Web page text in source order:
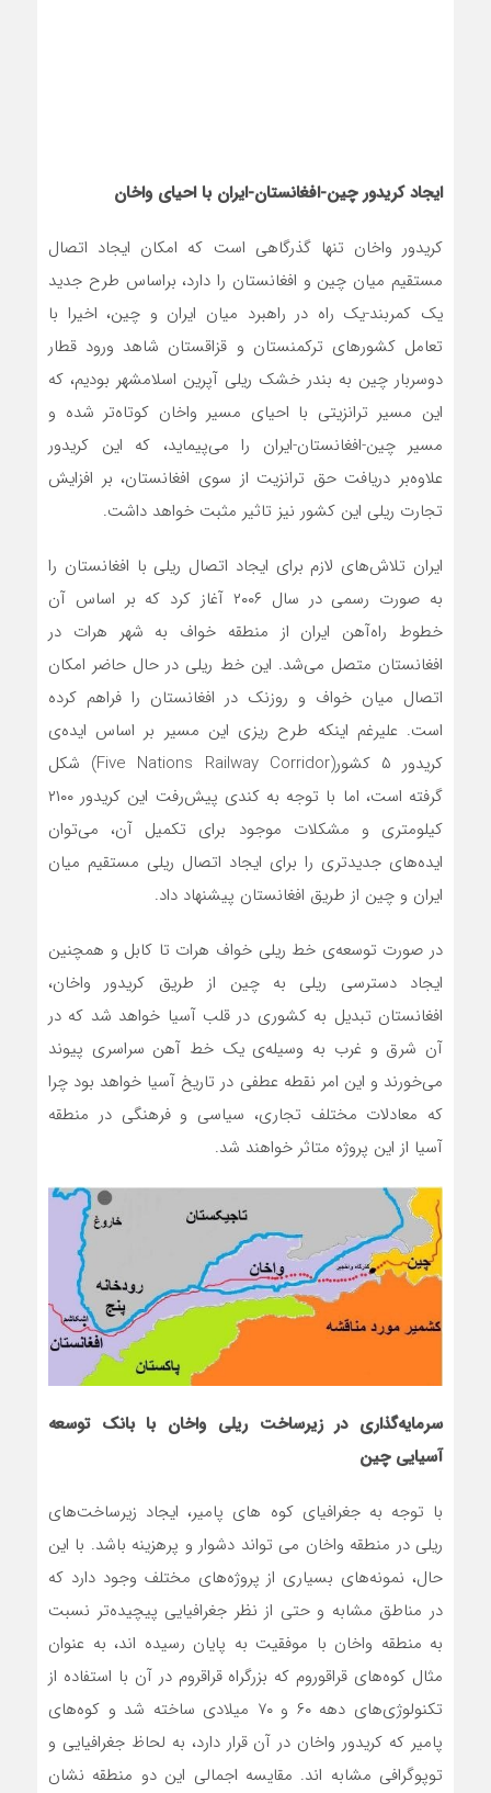
ایجاد کریدور چین-افغانستان-ایران با احیای واخان
کریدور واخان تنها گذرگاهی است که امکان ایجاد اتصال
مستقیم میان چین و افغانستان را دارد، براساس طرح جدید
یک کمربند-یک راه در راهبرد میان ایران و چین، اخیرا با
تعامل کشورهای ترکمنستان و قزاقستان شاهد ورود قطار
دوسربار چین به بندر خشک ریلی آپرین اسلامشهر بودیم، که
این مسیر ترانزیتی با احیای مسیر واخان کوتاه‌تر شده و
مسیر چین-افغانستان-ایران را می‌پیماید، که این کریدور
علاوه‌بر دریافت حق ترانزیت از سوی افغانستان، بر افزایش
تجارت ریلی این کشور نیز تاثیر مثبت خواهد داشت.
ایران تلاش‌های لازم برای ایجاد اتصال ریلی با افغانستان را
به صورت رسمی در سال ۲۰۰۶ آغاز کرد که بر اساس آن
خطوط راه‌آهن ایران از منطقه خواف به شهر هرات در
افغانستان متصل می‌شد. این خط ریلی در حال حاضر امکان
اتصال میان خواف و روزنک در افغانستان را فراهم کرده
است. علیرغم اینکه طرح ریزی این مسیر بر اساس ایده‌ی
کریدور ۵ کشور(Five Nations Railway Corridor) شکل
گرفته است، اما با توجه به کندی پیش‌رفت این کریدور ۲۱۰۰
کیلومتری و مشکلات موجود برای تکمیل آن، می‌توان
ایده‌های جدیدتری را برای ایجاد اتصال ریلی مستقیم میان
ایران و چین از طریق افغانستان پیشنهاد داد.
در صورت توسعه‌ی خط ریلی خواف هرات تا کابل و همچنین
ایجاد دسترسی ریلی به چین از طریق کریدور واخان،
افغانستان تبدیل به کشوری در قلب آسیا خواهد شد که در
آن شرق و غرب به وسیله‌ی یک خط آهن سراسری پیوند
می‌خورند و این امر نقطه‌ عطفی در تاریخ آسیا خواهد بود چرا
که معادلات مختلف تجاری، سیاسی و فرهنگی در منطقه
آسیا از این پروژه متاثر خواهند شد.
سرمایه‌گذاری در زیرساخت ریلی واخان با بانک توسعه
آسیایی چین
با توجه به جغرافیای کوه های پامیر، ایجاد زیرساخت‌های
ریلی در منطقه واخان می تواند دشوار و پرهزینه باشد. با این
حال، نمونه‌های بسیاری از پروژه‌ها‌ی مختلف وجود دارد که
در مناطق مشابه و حتی از نظر جغرافیایی پیچیده‌تر نسبت
به منطقه واخان با موفقیت به پایان رسیده اند، به عنوان
مثال کوه‌های قراقوروم که بزرگراه قراقروم در آن با استفاده از
تکنولوژی‌های دهه ۶۰ و ۷۰ میلادی ساخته شد و کوه‌های
پامیر که کریدور واخان در آن قرار دارد، به لحاظ جغرافیایی و
توپوگرافی مشابه اند. مقایسه اجمالی این دو منطقه نشان